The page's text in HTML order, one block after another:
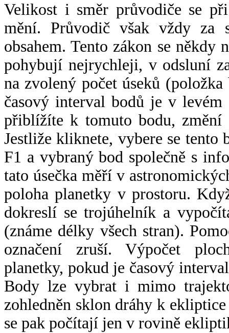
Velikost i směr průvodiče se
mění. Průvodič však vždy za
obsahem. Tento zákon se někdy
pohybují nejrychleji, v odsluní
na zvolený počet úseků
časový interval bodů je v
přiblížíte k tomuto bodu,
Jestliže kliknete, vybere se tento
F1 a vybraný bod společně s
tato úsečka měří v
poloha planetky v prostoru.
dokreslí se trojúhelník a
(známe délky všech stran).
označení zruší. Výpočet
planetky, pokud je časový
Body lze vybrat i mimo
zohledněn sklon dráhy k
se pak počítají jen v rovině